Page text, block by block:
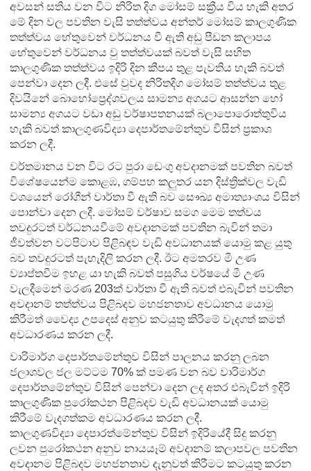
අවසන් සතිය වන විට නිරිත දිග මෝසම් සක්‍රීය විය හැකි අතර
මේ දින වල පවතින වැසි තත්ත්වය අන්තර් මෝසම් කාලගුණික
තත්ත්වය හේතුවෙන් වර්ධනය වී ඇති අඩු පීඩන කලාපය
හේතුවෙන් වර්ධනය වු තත්ත්වයක් බවත් වැසි සහිත
කාලගුණික තත්ත්වය ඉදිරි දින කීපය තුළ පැවතිය හැකි බවත්
පෙන්වා දෙන ලදී. එසේ වුවද නිරිතදිග මෝසම් තත්ත්වය තුළ
දිවයිනේ බොහෝප්‍රෙද්ශවලය සාමන්‍ය අගයට ආසන්න හෝ
සාමන්‍ය අගයට වඩා අඩු වර්ෂාපතනයක් බලාපොරොත්තුවිය
හැකි බවත් කාලගුණවිද්‍යා දෙපාර්තමේන්තුව විසින් ප්‍රකාශ
කරන ලදී.
වර්තමානය වන විට රට පුරා ඩෙංගු අවදානමක් පවතින බවත්
විශේෂයෙන්ම කොළඹ, ගම්පහ කලුතර යන දිස්ත්‍රික්වල වැඩි
වශයෙන් රෝගීන් වාර්තා වී ඇති බව සෞඛ්‍ය අමාත්‍යාංශය විසින්
පොන්වා දෙන ලදී. මෝසම් වර්ෂාව සමග මෙම තත්වය
තවදුරටත් වර්ධනයවීමේ අවදානමක් පවතින බැවින් තමා
ජීවත්වන වටපිටාව පිළිබඳව වැඩි අවධානයක් යොමු කළ යුතු
බව තවදුරටත් පැහැදිලි කරන ලදී. ඊට අමතරව මී උණ
ව්‍යාප්තවීම ඉහළ යා හැකි බවත් පසුගිය වර්ෂයේ මී උණ
වැලදීමෙන් මරණ 203ක් වාර්තා වී ඇති බවත් එබැවින් පවතින
අවදානම් තත්ත්වය පිළිබදව මහජනතාව අවධානය යොමු
කිරීමත් වෛද්‍ය උපදෙස් අනුව කටයුතු කිරීමේ වැදගත් කමත්
අවධාරණය කරන ලදී.
වාරිමාර්ග දෙපාර්තමේන්තුව විසින් පාලනය කරනු ලබන
ජලාශවල ජල මට්ටම 70% ක් පමණ වන බව වාරිමාර්ග
දෙපාර්තමේන්තුව විසින් පෙන්වා දෙන ලද අතර එබැවින් ඉදිරි
කාලගුණික පුරෝකථන පිළිබදව වැඩි අවධානයක් යොමු
කිරීමේ වැදගත්කම අවධාරණය කරන ලදී.
කාලගුණවිද්‍යා දෙපාරත්මේන්තුව විසින් ඉදිරියේදී සිදු කරනු
ලවන පුරෝකථන අනුව නායයෑම් අවදානම් කලාපවල පවතින
අවදානම පිළිබදව මහජනතාව දැනුවත් කිරීමට කටයුතු කරන